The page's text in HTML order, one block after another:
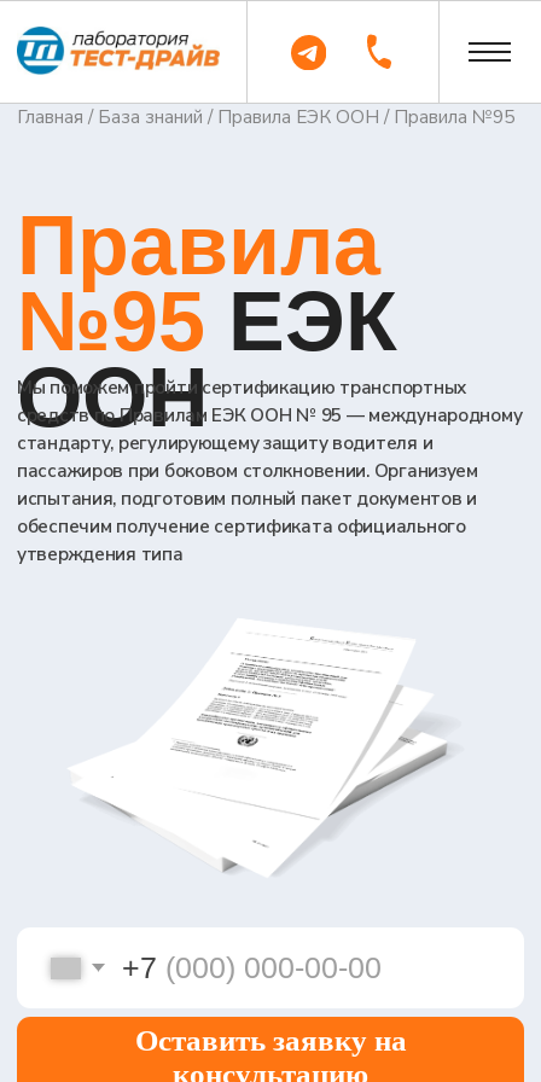
Я даю согласие на обработку персональных
данных в соответствии с
конфиденциальности
Оставить заявку на
консультацию
№95ЕЭК
ООН
Мы поможем пройти сертификацию транспортных
средств по Правилам ЕЭК ООН № 95 — международному
стандарту, регулирующему защиту водителя и
пассажиров при боковом столкновении. Организуем
испытания, подготовим полный пакет документов и
обеспечим получение сертификата официального
утверждения типа
лет на рынке
сертификаций
городов с нашими
представительствами